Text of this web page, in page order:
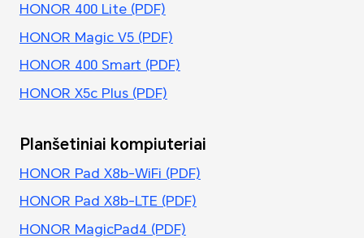
HONOR 400 Lite (PDF)
HONOR Magic V5 (PDF)
HONOR 400 Smart (PDF)
HONOR X5c Plus (PDF)
Planšetiniai kompiuteriai
HONOR Pad X8b-WiFi (PDF)
HONOR Pad X8b-LTE (PDF)
HONOR MagicPad4 (PDF)